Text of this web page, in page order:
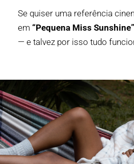
Se quiser uma referência
em “Pequena Miss Sunshine”
— e talvez por isso tudo